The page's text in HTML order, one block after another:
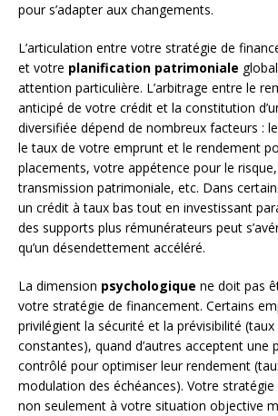
pour s’adapter aux changements.
L’articulation entre votre stratégie de
et votre planification patrimoniale
attention particulière. L’arbitrage entre le
anticipé de votre crédit et la constitution
diversifiée dépend de nombreux facteurs :
le taux de votre emprunt et le rendement
placements, votre appétence pour le
transmission patrimoniale, etc. Dans
un crédit à taux bas tout en investissant
des supports plus rémunérateurs peut
qu’un désendettement accéléré.
La dimension psychologique ne doit pas
votre stratégie de financement. Certains
privilégient la sécurité et la prévisibilité
constantes), quand d’autres acceptent une
contrôlé pour optimiser leur rendement
modulation des échéances). Votre
non seulement à votre situation objective